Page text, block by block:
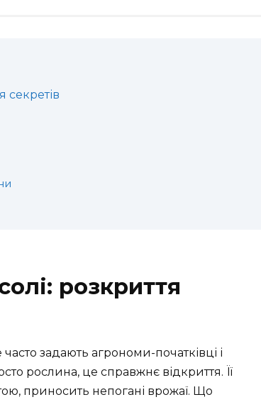
секретів
розкриття
задають агрономи-початківці і
рослина, це справжнє відкриття. Її
приносить непогані врожаї. Що